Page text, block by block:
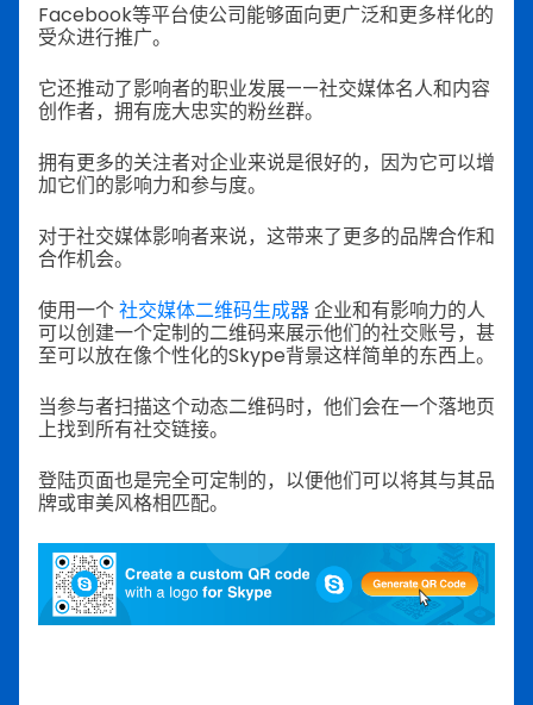
Facebook等平台使公司能够面向更广泛和更多样化的
受众进行推广。
它还推动了影响者的职业发展——社交媒体名人和内容
创作者，拥有庞大忠实的粉丝群。
拥有更多的关注者对企业来说是很好的，因为它可以增
加它们的影响力和参与度。
对于社交媒体影响者来说，这带来了更多的品牌合作和
合作机会。
使用一个社交媒体二维码生成器企业和有影响力的人
可以创建一个定制的二维码来展示他们的社交账号，甚
至可以放在像个性化的Skype背景这样简单的东西上。
当参与者扫描这个动态二维码时，他们会在一个落地页
上找到所有社交链接。
登陆页面也是完全可定制的，以便他们可以将其与其品
牌或审美风格相匹配。